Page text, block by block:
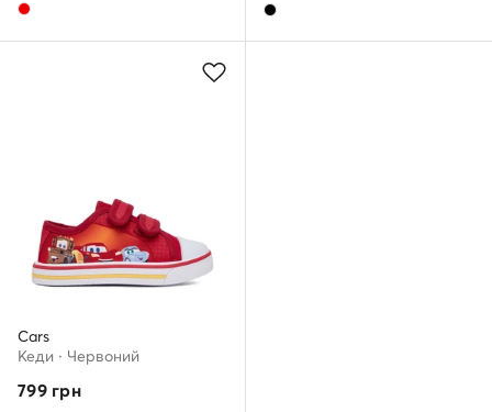
Cars
Кеди · Червоний
799грн